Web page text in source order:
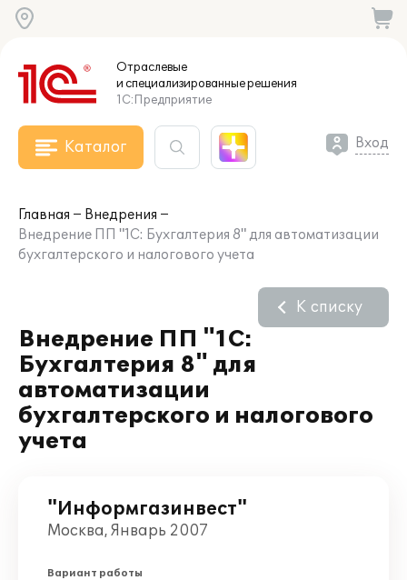
Отраслевые
и специализированныерешения
1С:Предприятие
Каталог Вход
Главная
Внедрения
Внедрение ПП "1С: Бухгалтерия 8" для автоматизации
бухгалтерского и налогового учета
Внедрение ПП "1С:
Бухгалтерия 8" для
автоматизации
бухгалтерского и налогового
учета
К списку
"Информгазинвест"
Москва, Январь 2007
Вариант работы